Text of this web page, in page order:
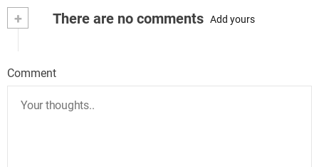
+ There are no comments Add yours
Comment